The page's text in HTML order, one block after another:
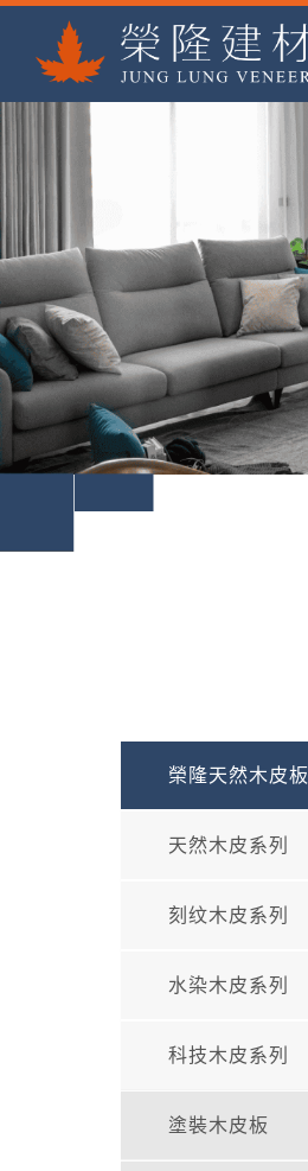
榮隆天然木皮板
天然木皮系列
刻纹木皮系列
水染木皮系列
科技木皮系列
塗裝木皮板